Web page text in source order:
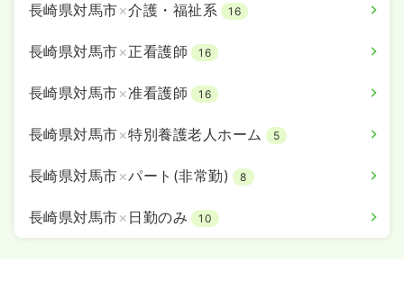
長崎県対馬市×介護・福祉系 16
長崎県対馬市×正看護師 16
長崎県対馬市×准看護師 16
長崎県対馬市×特別養護老人ホーム 5
長崎県対馬市×パート(非常勤) 8
長崎県対馬市× 日勤のみ 10